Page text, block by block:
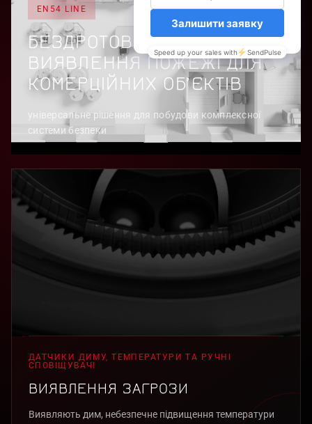
EN54 LINE
БЕЗДРОТОВА СИСТЕМА
ВИЯВЛЕННЯ ПОЖЕЖІ ДЛЯ
КОМЕРЦІЙНИХ ОБʼЄКТІВ
універсальне рішення для побудови комплексної
системи безпеки
ДАТЧИКИ ДИМУ, ТЕМПЕРАТУРИ ТА РУЧНІ
СПОВІЩУВАЧІ
ВИЯВЛЕННЯ ЗАГРОЗИ
Виявляють дим, небезпечне підвищення температури